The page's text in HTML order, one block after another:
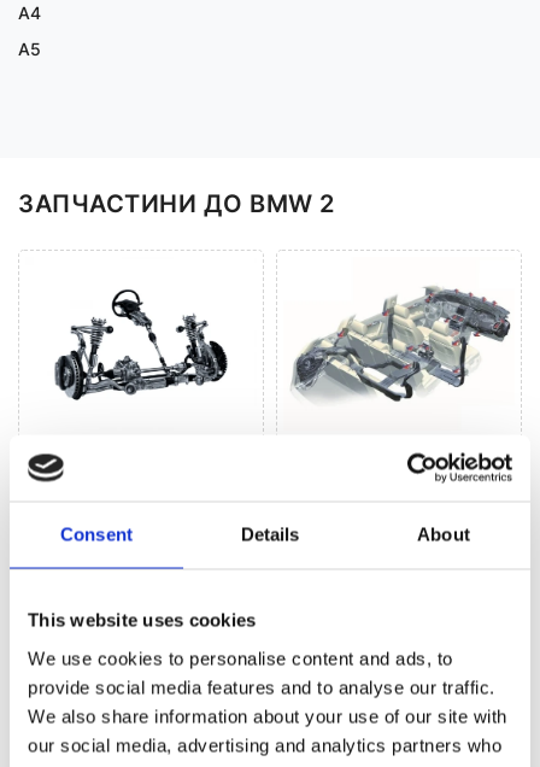
Consent Details About
This website uses cookies
We use cookies to personalise content and ads, to
provide social media features and to analyse our traffic.
We also share information about your use of our site with
our social media, advertising and analytics partners who
A4
A5
ЗАПЧАСТИНИ ДО BMW 2
Рульове управління
Кліматизація (45)